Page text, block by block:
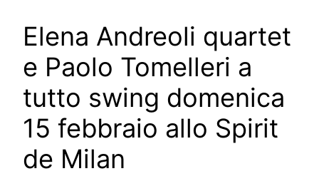
Elena Andreoli quartet
e Paolo Tomelleri a
tutto swing domenica
15 febbraio allo Spirit
de Milan